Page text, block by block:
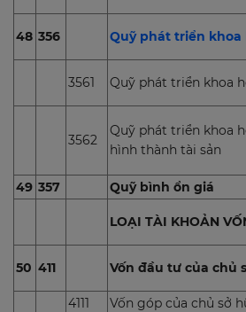
48 356 Quỹ phát triển khoa
3561 Quỹ phát triển khoa
3562
Quỹ phát triển khoa
hình thành tài sản
49 357 Quỹ bình ổn giá
LOẠI TÀI KHOẢN
50 411 Vốn đầu tư của chủ
4111 Vốn góp của chủ sở